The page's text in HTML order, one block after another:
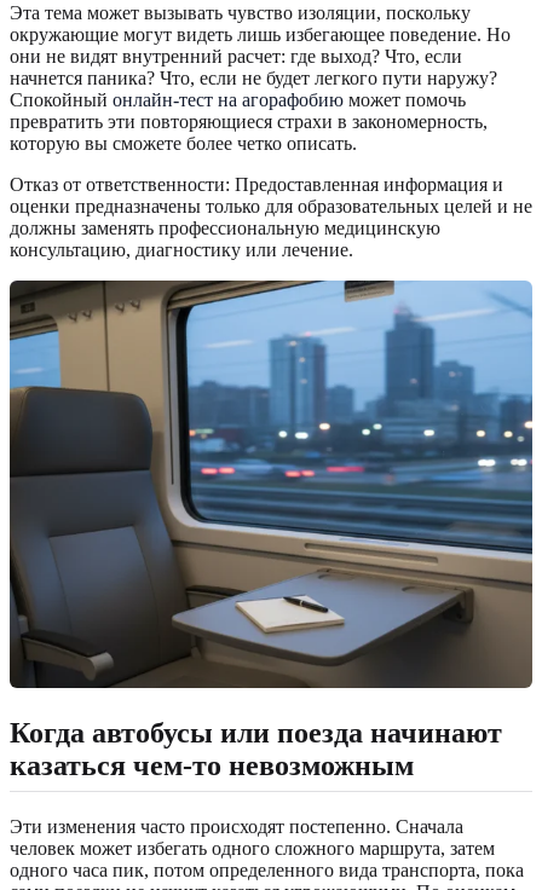
Эта тема может вызывать чувство изоляции, поскольку
окружающие могут видеть лишь избегающее поведение. Но
они не видят внутренний расчет: где выход? Что, если
начнется паника? Что, если не будет легкого пути наружу?
Спокойный онлайн-тест на агорафобию может помочь
превратить эти повторяющиеся страхи в закономерность,
которую вы сможете более четко описать.
Отказ от ответственности: Предоставленная информация и
оценки предназначены только для образовательных целей и не
должны заменять профессиональную медицинскую
консультацию, диагностику или лечение.
Когда автобусы или поезда начинают
казаться чем-то невозможным
Эти изменения часто происходят постепенно. Сначала
человек может избегать одного сложного маршрута, затем
одного часа пик, потом определенного вида транспорта, пока